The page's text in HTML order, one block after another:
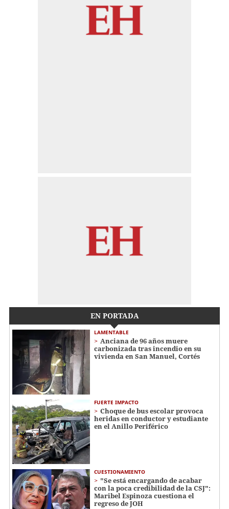
EN PORTADA
LAMENTABLE
Anciana de 96 años muere
carbonizada tras incendio en su
vivienda en San Manuel, Cortés
FUERTE IMPACTO
Choque de bus escolar provoca
heridas en conductor y estudiante
en el Anillo Periférico
CUESTIONAMIENTO
"Se está encargando de acabar
con la poca credibilidad de la CSJ":
Maribel Espinoza cuestiona el
regreso de JOH